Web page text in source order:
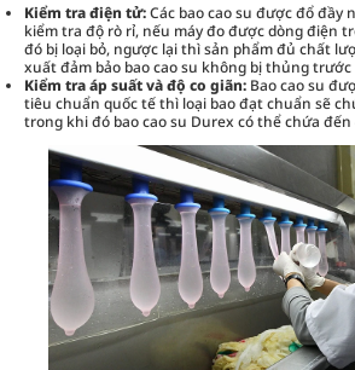
Kiểm tra điện tử:Các bao cao su được đổ đầy
kiểm tra độ rò rỉ, nếu máy đo được dòng điện
đó bị loại bỏ, ngược lại thì sản phẩm đủ chất
xuất đảm bảo bao cao su không bị thủng
Kiểm tra áp suất và độ co giãn: Bao cao su
tiêu chuẩn quốc tế thì loại bao đạt chuẩn sẽ
trong khi đó bao cao su Durex có thể chứa đến